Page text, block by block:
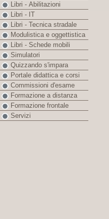
Libri - Abilitazioni
Libri - IT
Libri - Tecnica stradale
Modulistica e oggettistica
Libri - Schede mobili
Simulatori
Quizzando s'impara
Portale didattica e corsi
Commissioni d'esame
Formazione a distanza
Formazione frontale
Servizi